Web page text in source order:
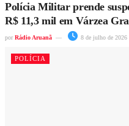
Polícia Militar prende
R$ 11,3 mil em Várzea
por Rádio Aruanã 8 de julho de 2026
POLÍCIA